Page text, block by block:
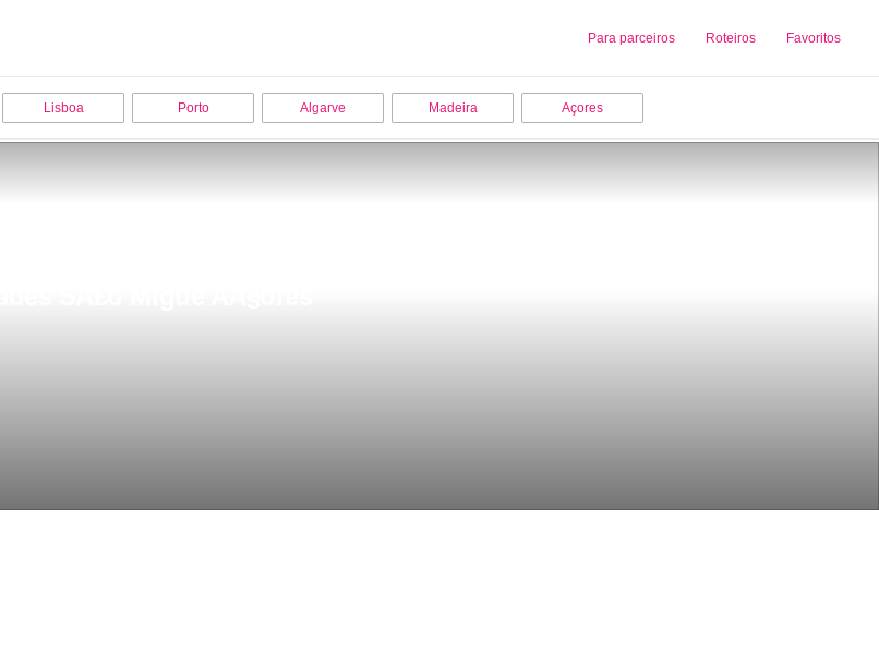
Para parceiros Roteiros Favoritos
Sobre nós Adicionar uma Empresa
Lisboa Porto Algarve Madeira Açores